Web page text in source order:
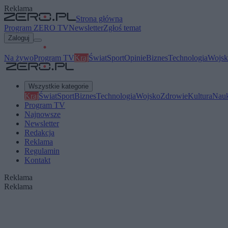
Reklama
Strona główna
Program ZERO TVNewsletterZgłoś temat
Zaloguj
Na żywoProgram TVKrajŚwiatSportOpinieBiznesTechnologia
Wszystkie kategorie
KrajŚwiatSportBiznesTechnologiaWojskoZdrowieKultura
Program TV
Najnowsze
Newsletter
Redakcja
Reklama
Regulamin
Kontakt
Reklama
Reklama